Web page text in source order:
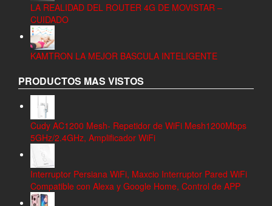
LA REALIDAD DEL ROUTER 4G DE MOVISTAR –
CUIDADO
KAMTRON LA MEJOR BASCULA INTELIGENTE
PRODUCTOS MAS VISTOS
Cudy AC1200 Mesh- Repetidor de WiFi Mesh1200Mbps
5GHz/2.4GHz, Amplificador WiFi
Interruptor Persiana WiFi, Maxcio Interruptor Pared WiFi
Compatible con Alexa y Google Home, Control de APP